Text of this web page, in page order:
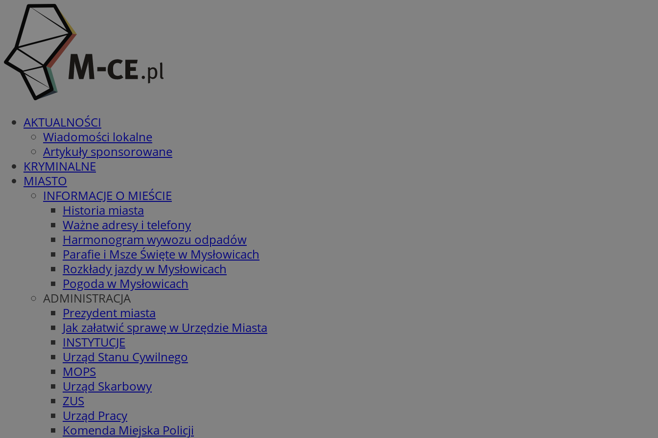
AKTUALNOŚCI
Wiadomości lokalne
Artykuły sponsorowane
KRYMINALNE
MIASTO
INFORMACJE O MIEŚCIE
Historia miasta
Ważne adresy i telefony
Harmonogram wywozu odpadów
Parafie i Msze Święte w Mysłowicach
Rozkłady jazdy w Mysłowicach
Pogoda w Mysłowicach
ADMINISTRACJA
Prezydent miasta
Jak załatwić sprawę w Urzędzie Miasta
INSTYTUCJE
Urząd Stanu Cywilnego
MOPS
Urząd Skarbowy
ZUS
Urząd Pracy
Komenda Miejska Policji